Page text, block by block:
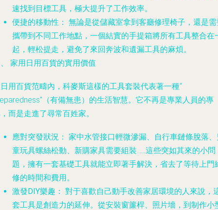
速找到目標工具，極大提升了工作效率。
便捷的移動性： 無論是從儲藏室拿到客廳修理椅子，還是
攜帶到不同工作地點，一個結實的手提箱將所有工具整合在
起，輕松提走，避免了來回奔波和遺漏工具的麻煩。
家用日用百貨的實用價值
用百貨范疇內，科麥斯這樣的工具套裝代表著一種“
（有備無患）的生活智慧。它不再是專業人員的專
而是走進了尋常百姓家。
應對突發狀況： 家中水管接口輕微滲漏、自行車鏈條脫落
童玩具螺絲松動、新購家具需要組裝……這些突如其來的小問
題，擁有一套基礎工具就能立即著手解決，省去了等待上門
修的時間和費用。
激發DIY樂趣： 對于喜歡自己動手改善家居環境的人來說，
套工具是創造力的延伸。從安裝窗簾桿、照片墻，到制作小